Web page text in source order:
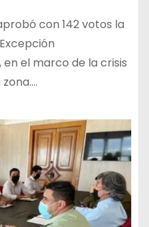
con 142 votos la
el marco de la crisis